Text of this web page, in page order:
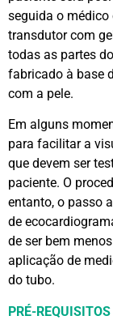
seguida o
transdutor com
todas as partes
fabricado à base
com a pele.
Em alguns
para facilitar a
que devem ser
paciente. O
entanto, o passo
de
de ser bem
aplicação de
do tubo.
PRÉ-